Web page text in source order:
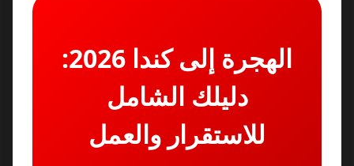
الهجرة إلى كندا 2026:
دليلك الشامل
للاستقرار والعمل